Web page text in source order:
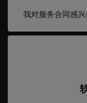
我对服务合同感兴